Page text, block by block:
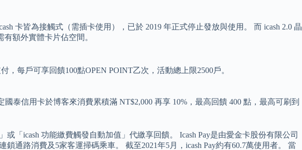
卡皆為接觸式（需插卡使用），已於 2019 年正式停止發放與使用。 而 icash 2.0 晶
額外實體卡片佔空間。
，每戶可享回饋100點OPEN POINT乙次，活動總上限2500戶。
泰信用卡於博客來消費累積滿 NT$2,000 再享 10%，最高回饋 400 點，最高可刷到
「icash 功能繳費觸發自動加值」代繳享回饋。 Icash Pay是由愛金卡股份有限公司
通路消費及5家客運掃碼乘車。 截至2021年5月，icash Pay約有60.7萬使用者。 當